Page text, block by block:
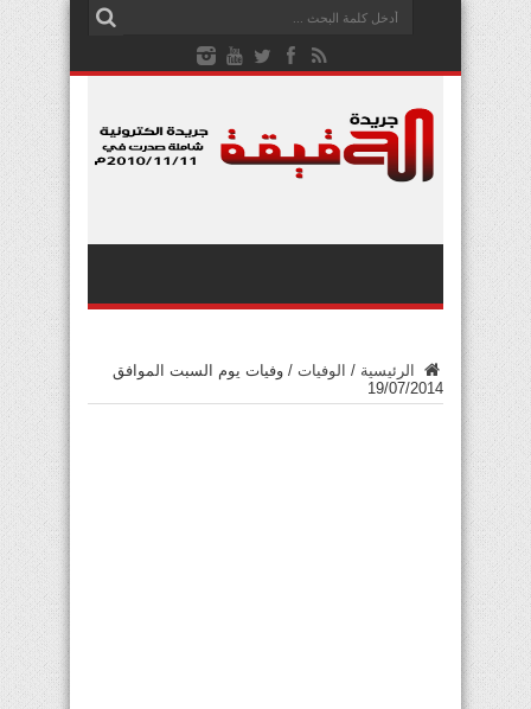
الرئيسية / الوفيات / وفيات يوم السبت الموافق
19/07/2014